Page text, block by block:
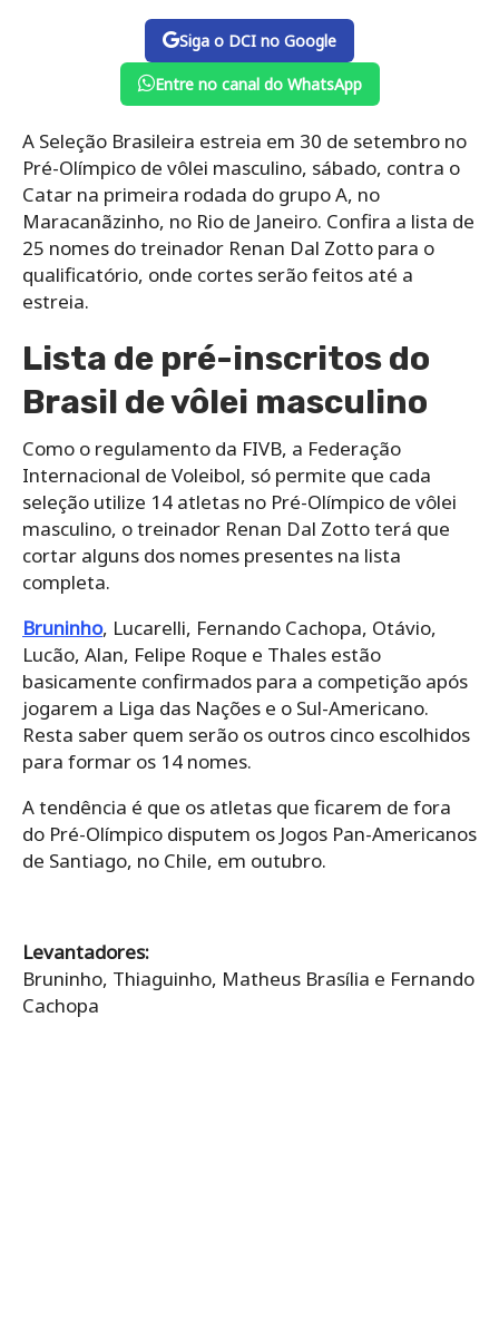
Siga o DCI no Google
Entre no canal do WhatsApp
A Seleção Brasileira estreia em 30 de setembro no
Pré-Olímpico de vôlei masculino, sábado, contra o
Catar na primeira rodada do grupo A, no
Maracanãzinho, no Rio de Janeiro. Confira a lista de
25 nomes do treinador Renan Dal Zotto para o
qualificatório, onde cortes serão feitos até a
estreia.
Lista de pré-inscritos do
Brasil de vôlei masculino
Como o regulamento da FIVB, a Federação
Internacional de Voleibol, só permite que cada
seleção utilize 14 atletas no Pré-Olímpico de vôlei
masculino, o treinador Renan Dal Zotto terá que
cortar alguns dos nomes presentes na lista
completa.
Bruninho, Lucarelli, Fernando Cachopa, Otávio,
Lucão, Alan, Felipe Roque e Thales estão
basicamente confirmados para a competição após
jogarem a Liga das Nações e o Sul-Americano.
Resta saber quem serão os outros cinco escolhidos
para formar os 14 nomes.
A tendência é que os atletas que ficarem de fora
do Pré-Olímpico disputem os Jogos Pan-Americanos
de Santiago, no Chile, em outubro.
Levantadores:
Bruninho, Thiaguinho, Matheus Brasília e Fernando
Cachopa